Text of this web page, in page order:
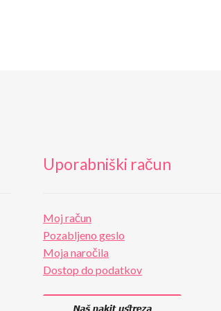
Uporabniški račun
Moj račun
Pozabljeno geslo
Moja naročila
Dostop do podatkov